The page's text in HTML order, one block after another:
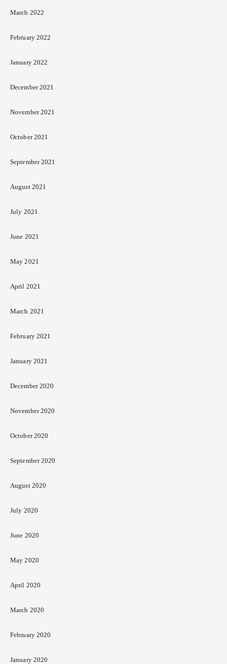
March 2022
February 2022
January 2022
December 2021
November 2021
October 2021
September 2021
August 2021
July 2021
June 2021
May 2021
April 2021
March 2021
February 2021
January 2021
December 2020
November 2020
October 2020
September 2020
August 2020
July 2020
June 2020
May 2020
April 2020
March 2020
February 2020
January 2020